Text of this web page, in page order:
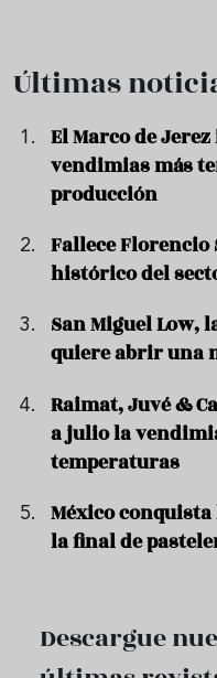
Últimas
El Marco de
vendimias más
producción
Fallece
histórico del
San Miguel Low,
quiere abrir una
Raimat, Juvé &
a julio la
temperaturas
México
la final de
Descargue